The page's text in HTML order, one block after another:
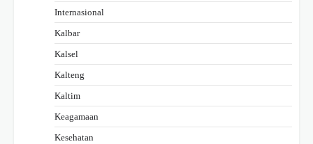
Internasional
Kalbar
Kalsel
Kalteng
Kaltim
Keagamaan
Kesehatan